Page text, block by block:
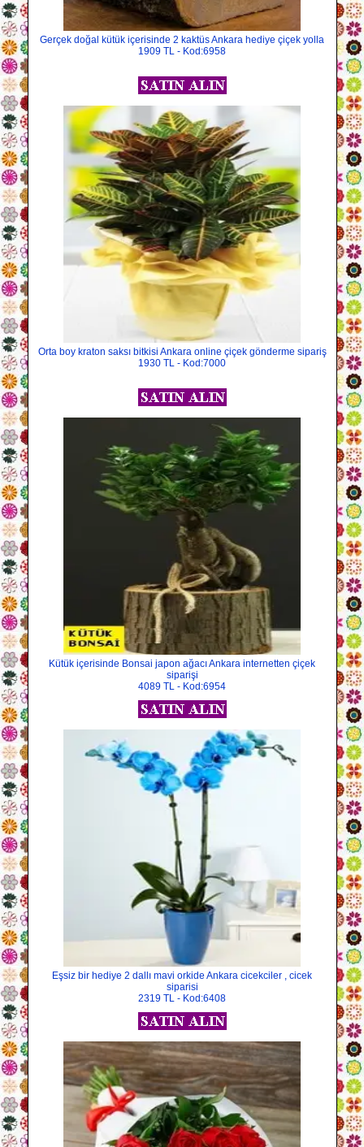
Gerçek doğal kütük içerisinde 2 kaktüs Ankara hediye çiçek yolla
1909 TL - Kod:6958
Orta boy kraton saksı bitkisi Ankara online çiçek gönderme sipariş
1930 TL - Kod:7000
Kütük içerisinde Bonsai japon ağacı Ankara internetten çiçek
siparişi
4089 TL - Kod:6954
Eşsiz bir hediye 2 dallı mavi orkide Ankara cicekciler , cicek
siparisi
2319 TL - Kod:6408